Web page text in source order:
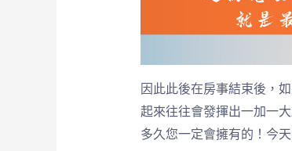
因此此後在房事結束後，
起來往往會發揮出一加一
多久您一定會擁有的！今